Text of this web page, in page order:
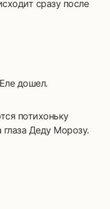
сразу после
дошел.
потихоньку
глаза Деду Морозу.